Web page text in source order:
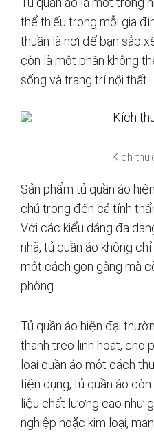
thể thiếu trong mỗi gia
thuần là nơi để bạn sắp
còn là một phần không
sống và trang trí nội thất.
Kích
Sản phẩm tủ quần áo
chú trọng đến cả tính
Với các kiểu dáng đa
nhã, tủ quần áo không
một cách gọn gàng mà
phòng.
Tủ quần áo hiện đại
thanh treo linh hoạt, cho
loại quần áo một cách
tiện dụng, tủ quần áo
liệu chất lượng cao như
nghiệp hoặc kim loại,